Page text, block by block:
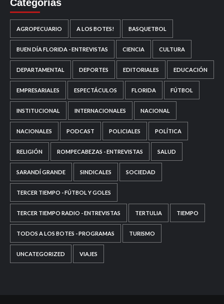
Categorías
AGROPECUARIO A LOS BOTES! BASQUETBOL
BUEN DÍA FLORIDA - ENTREVISTAS CIENCIA CULTURA
DEPARTAMENTAL DEPORTES EDITORIALES EDUCACIÓN
EMPRESARIALES ESPECTÁCULOS FLORIDA FÚTBOL
INSTITUCIONAL INTERNACIONALES NACIONAL
NACIONALES PODCAST POLICIALES POLÍTICA
RELIGIÓN ROMPECABEZAS - ENTREVISTAS SALUD
SARANDÍ GRANDE SINDICALES SOCIEDAD
TERCER TIEMPO - FÚTBOL Y GOLES
TERCER TIEMPO RADIO - ENTREVISTAS TERTULIA TIEMPO
TODOS A LOS BOTES - PROGRAMAS TURISMO
UNCATEGORIZED VIAJES